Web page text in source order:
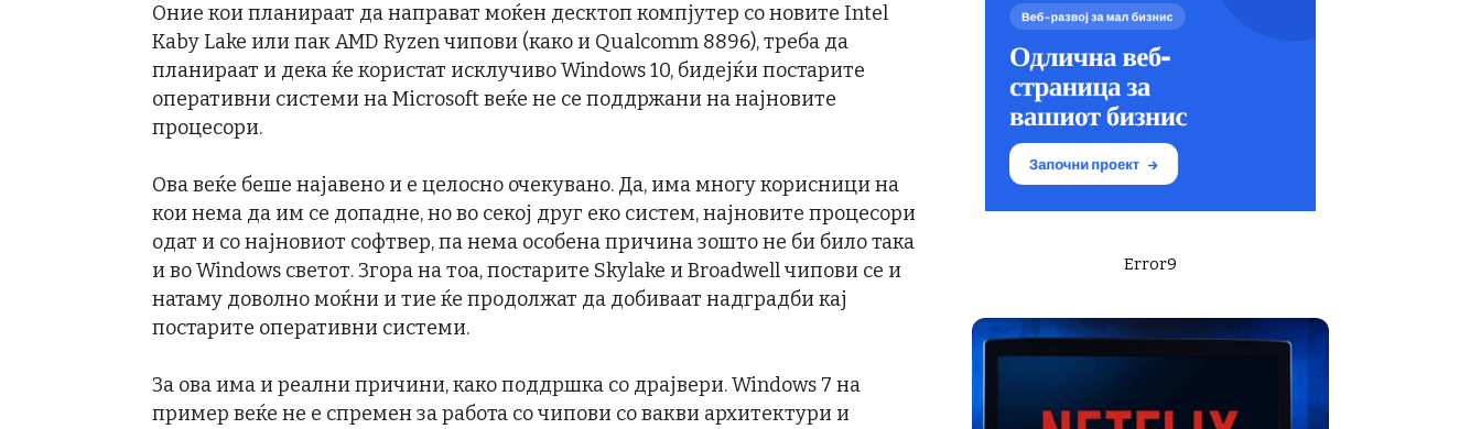
Оние кои планираат да направат моќен десктоп компјутер со новите Intel
Kaby Lake или пак AMD Ryzen чипови (како и Qualcomm 8896), треба да
планираат и дека ќе користат исклучиво Windows 10, бидејќи постарите
оперативни системи на Microsoft веќе не се поддржани на најновите
процесори.
Ова веќе беше најавено и е целосно очекувано. Да, има многу корисници на
кои нема да им се допадне, но во секој друг еко систем, најновите процесори
одат и со најновиот софтвер, па нема особена причина зошто не би било така
и во Windows светот. Згора на тоа, постарите Skylake и Broadwell чипови се и
натаму доволно моќни и тие ќе продолжат да добиваат надградби кај
постарите оперативни системи.
За ова има и реални причини, како поддршка со драјвери. Windows 7 на
пример веќе не е спремен за работа со чипови со вакви архитектури и
Error9